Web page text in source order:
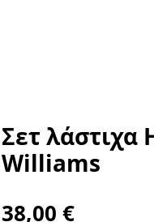
Σετ λάστιχα
Williams
38,00 €Τιμή